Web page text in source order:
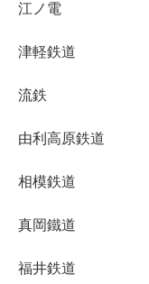
江ノ電
津軽鉄道
流鉄
由利高原鉄道
相模鉄道
真岡鐵道
福井鉄道